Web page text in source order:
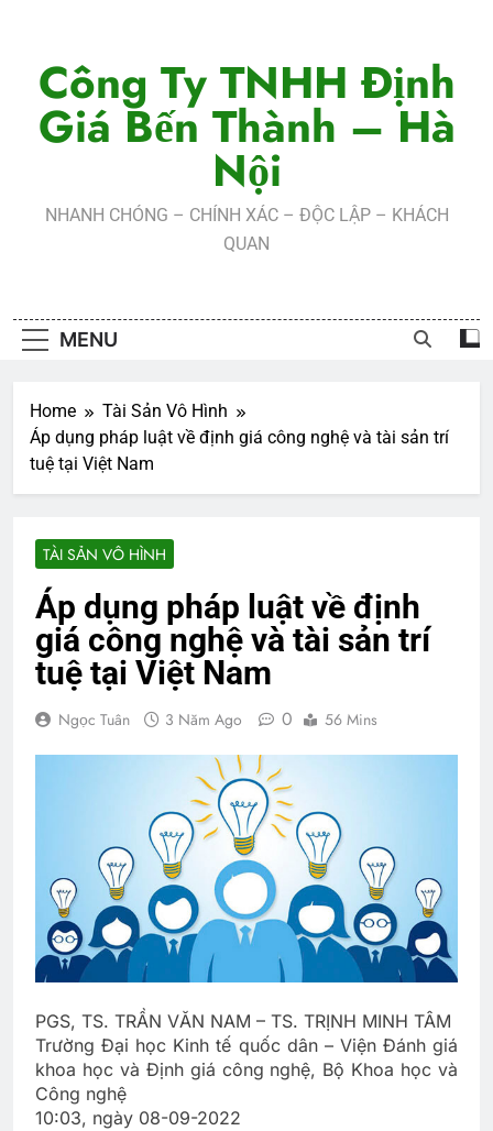
contentCông Ty TNHH Định
Giá Bến Thành – Hà
Nội
NHANH CHÓNG – CHÍNH XÁC – ĐỘC LẬP – KHÁCH
QUAN
MENU
Home
Tài Sản Vô Hình
Áp dụng pháp luật về định giá công nghệ và tài sản trí
tuệ tại Việt Nam
TÀI SẢN VÔ HÌNH
Áp dụng pháp luật về định
giá công nghệ và tài sản trí
tuệ tại Việt Nam
Ngọc Tuân 3 Năm Ago 0 56 Mins
PGS, TS. TRẦN VĂN NAM – TS. TRỊNH MINH TÂM
Trường Đại học Kinh tế quốc dân – Viện Đánh giá
khoa học và Định giá công nghệ, Bộ Khoa học và
Công nghệ
10:03, ngày 08-09-2022